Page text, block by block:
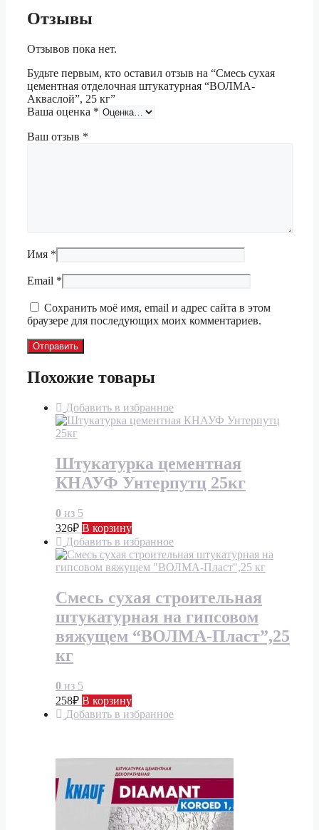
Отзывы
Отзывов пока нет.
Будьте первым, кто оставил отзыв на “Смесь сухая
цементная отделочная штукатурная “ВОЛМА-
Акваслой”, 25 кг”
Ваша оценка *
Ваш отзыв *
Имя *
Email *
Сохранить моё имя, email и адрес сайта в этом
браузере для последующих моих комментариев.
Похожие товары
Добавить в избранное
Штукатурка цементная
КНАУФ Унтерпутц 25кг
0 из 5
326₽ В корзину
Добавить в избранное
Смесь сухая строительная
штукатурная на гипсовом
вяжущем “ВОЛМА-Пласт”,25
кг
0 из 5
258₽ В корзину
Добавить в избранное